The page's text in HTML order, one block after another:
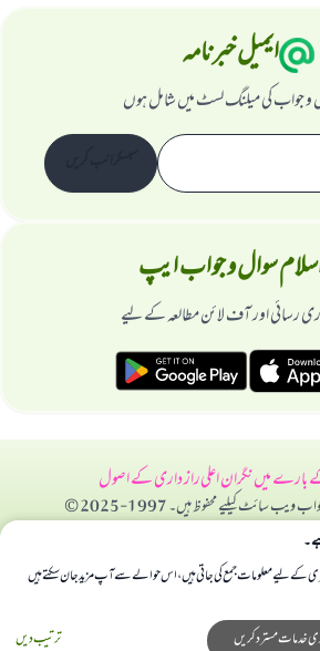
ایمیل خبرنامہ
و جواب کی میلنگ لسٹ میں شامل ہوں
سوال و جواب ایپ
رسائی اور آف لائن مطالعہ کے لیے
میںنگران اعلیراز داری کے اصول
سائٹ کیلیے محفوظ ہیں۔ 1997-2025 ©
لیے معلومات جمع کی جاتی ہیں، اس حوالے سے آپ مزید جان سکتے ہیں
ترتیب دیں
خدمات مسترد کریں